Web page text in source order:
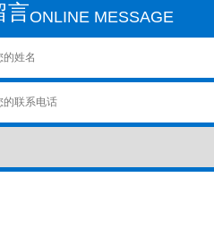
言ONLINE MESSAGE